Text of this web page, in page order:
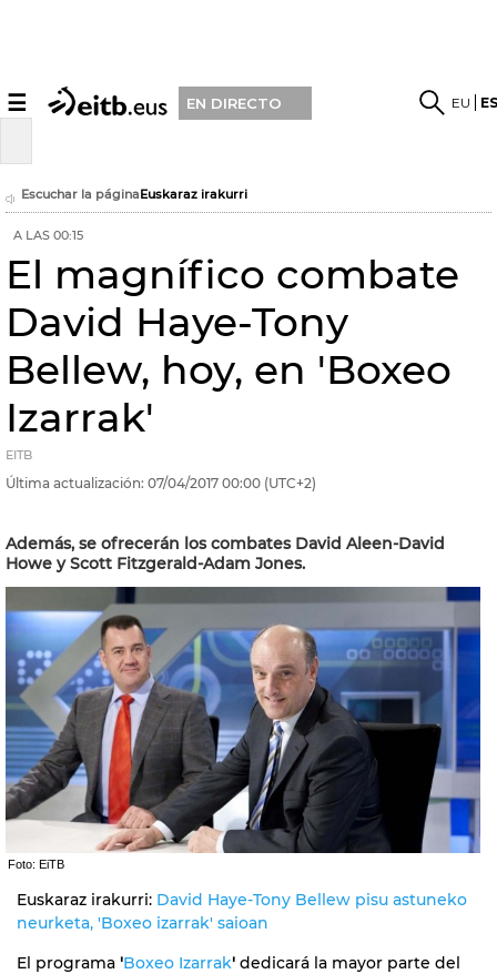
☰ EN DIRECTO EU
Escuchar la páginaEuskaraz irakurri
A LAS 00:15
El magnífico combate
David Haye-Tony
Bellew, hoy, en 'Boxeo
Izarrak'
EITB
Última actualización: 07/04/2017 00:00 (UTC+2)
Además, se ofrecerán los combates David Aleen-David
Howe y Scott Fitzgerald-Adam Jones.
Foto: EiTB
Euskaraz irakurri: David Haye-Tony Bellew pisu astuneko
neurketa, 'Boxeo izarrak' saioan
El programa 'Boxeo Izarrak' dedicará la mayor parte del